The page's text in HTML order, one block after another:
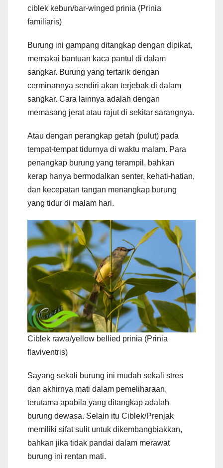
ciblek kebun/bar-winged prinia (Prinia
familiaris)
Burung ini gampang ditangkap dengan dipikat,
memakai bantuan kaca pantul di dalam
sangkar. Burung yang tertarik dengan
cerminannya sendiri akan terjebak di dalam
sangkar. Cara lainnya adalah dengan
memasang jerat atau rajut di sekitar sarangnya.
Atau dengan perangkap getah (pulut) pada
tempat-tempat tidurnya di waktu malam. Para
penangkap burung yang terampil, bahkan
kerap hanya bermodalkan senter, kehati-hatian,
dan kecepatan tangan menangkap burung
yang tidur di malam hari.
Ciblek rawa/yellow bellied prinia (Prinia
flaviventris)
Sayang sekali burung ini mudah sekali stres
dan akhirnya mati dalam pemeliharaan,
terutama apabila yang ditangkap adalah
burung dewasa. Selain itu Ciblek/Prenjak
memiliki sifat sulit untuk dikembangbiakkan,
bahkan jika tidak pandai dalam merawat
burung ini rentan mati.